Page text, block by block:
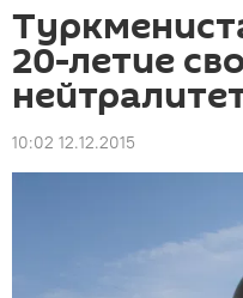
20-летие
10:02 12.12.2015